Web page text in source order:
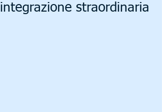
integrazione straordinaria